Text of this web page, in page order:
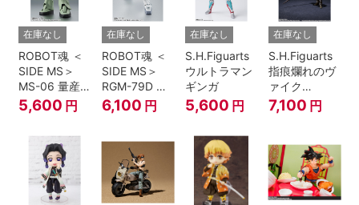
在庫なし
ROBOT魂 ＜
SIDE MS＞
MS-06 量産
型ザク ver.
A.N.I.M.E.
5,600 円
在庫なし
ROBOT魂 ＜
SIDE MS＞
RGM-79D ジ
ム寒冷地仕様
ver.
6,100 円
在庫なし
S.H.Figuarts
ウルトラマン
ギンガ
5,600 円
在庫なし
S.H.Figuarts
指痕爛れのヴ
ァイク
『ELDEN
RING』
7,100 円